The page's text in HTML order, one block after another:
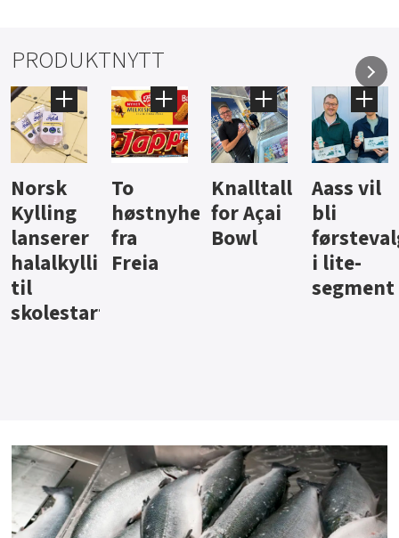
PRODUKTNYTT
Knalltall
for Açai
Bowl
Aass vil
bli
førstevalg
i lite-
Brus og
jus fra
Berentsen
Hard
iste fra
Hansa